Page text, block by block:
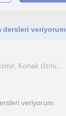
dersleri veriyorum
Konak (İzmi...
veriyorum.